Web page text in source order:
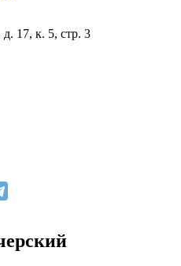
17, к. 5, стр. 3